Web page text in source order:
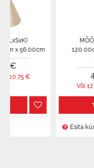
MÕÕTMED
120.00cm x
Või 12 kuud =
Esita küsimus